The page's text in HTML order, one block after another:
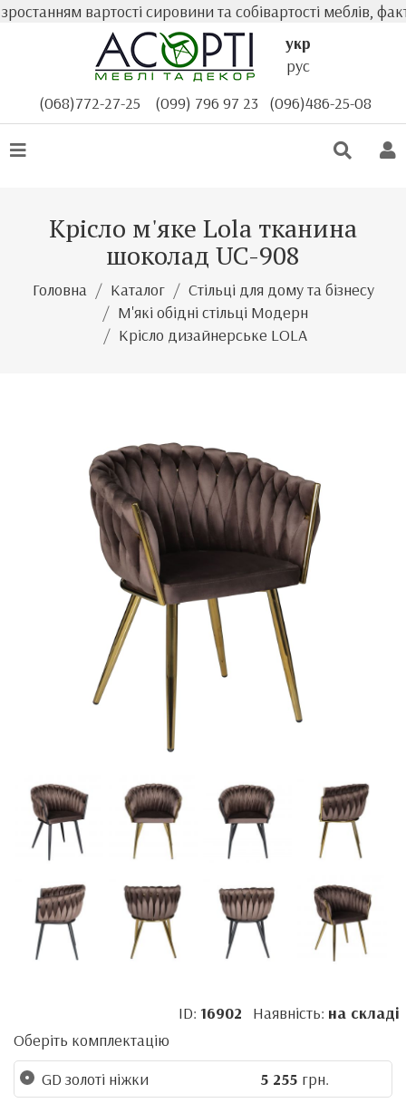
вартості сировини та собівартості меблів,
укр
рус
(068)772-27-25
(099) 796 97 23 (096)486-25-08
Крісло м'яке Lola тканина
шоколад UC-908
Головна Каталог
Стільці для дому та бізнесу
М'які обідні стільці Модерн
Крісло дизайнерське LOLA
ID: 16902 Наявність: на складі
Оберіть комплектацію
GD золоті ніжки
5 255 грн.